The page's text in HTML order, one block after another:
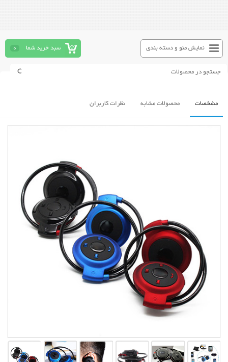
سبد خرید شما 0 نمایش منو و دسته بندی
مشخصات محصولات مشابه نظرات کاربران